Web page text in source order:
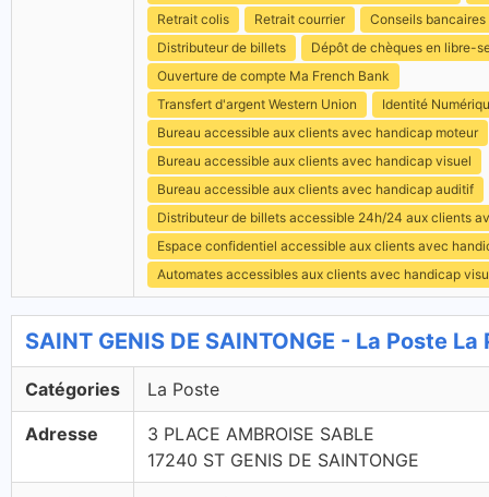
Retrait colis
Retrait courrier
Conseils bancaires
Distributeur de billets
Dépôt de chèques en libre-
Ouverture de compte Ma French Bank
Transfert d'argent Western Union
Identité
Bureau accessible aux clients avec handicap moteur
Bureau accessible aux clients avec handicap visuel
Bureau accessible aux clients avec handicap auditif
Distributeur de billets accessible 24h/24 aux clients
Espace confidentiel accessible aux clients avec
Automates accessibles aux clients avec handicap
SAINT GENIS DE SAINTONGE - La Poste La
Catégories La Poste
Adresse
3 PLACE AMBROISE SABLE
17240 ST GENIS DE SAINTONGE